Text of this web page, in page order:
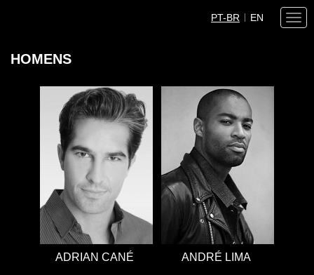
PT-BR EN
HOMENS
ADRIAN CANÉ ANDRÉ LIMA